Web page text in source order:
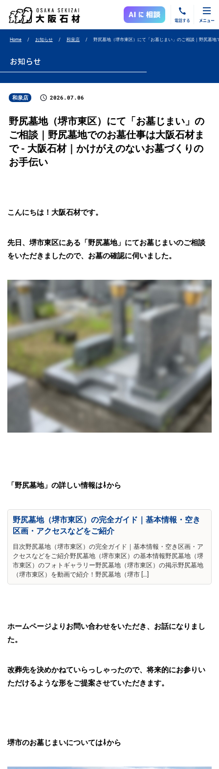
電話する メニュー
Home お知らせ 和泉店 野尻墓地（堺市東区）にて「お墓じまい」のご相談｜野尻墓地
お知らせ
和泉店 2026.07.06
野尻墓地（堺市東区）にて「お墓じまい」の
ご相談｜野尻墓地でのお墓仕事は大阪石材ま
で - 大阪石材｜かけがえのないお墓づくりの
お手伝い
こんにちは！大阪石材です。
先日、堺市東区にある「野尻墓地」にてお墓じまいのご相談
をいただきましたので、お墓の確認に伺いました。
「野尻墓地」の詳しい情報は⇩から
野尻墓地（堺市東区）の完全ガイド｜基本情報・空き
区画・アクセスなどをご紹介
目次野尻墓地（堺市東区）の完全ガイド｜基本情報・空き区画・ア
クセスなどをご紹介野尻墓地（堺市東区）の基本情報野尻墓地（堺
市東区）のフォトギャラリー野尻墓地（堺市東区）の掲示野尻墓地
（堺市東区）を動画で紹介！野尻墓地（堺市 […]
ホームページよりお問い合わせをいただき、お話になりまし
た。
改葬先を決めかねていらっしゃったので、将来的にお参りい
ただけるような形をご提案させていただきます。
堺市のお墓じまいについては⇩から